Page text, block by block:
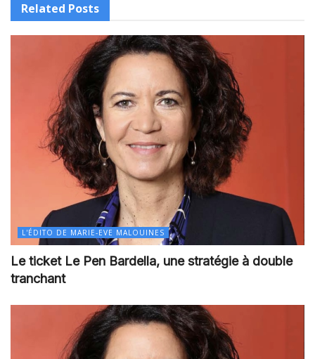
Related Posts
L'ÉDITO DE MARIE-EVE MALOUINES
Le ticket Le Pen Bardella, une stratégie à double
tranchant